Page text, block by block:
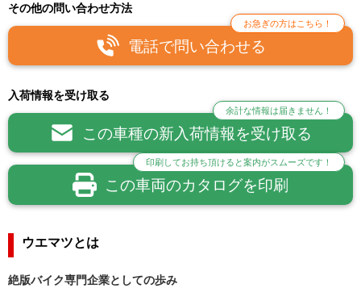
その他の問い合わせ方法
電話で問い合わせる
お急ぎの方はこちら！
入荷情報を受け取る
この車種の新入荷情報を受け取る
余計な情報は届きません！
この車両のカタログを印刷
印刷してお持ち頂けると案内がスムーズです！
ウエマツとは
絶版バイク専門企業としての歩み